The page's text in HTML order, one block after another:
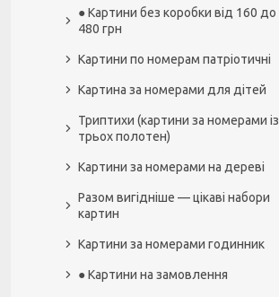
● Картини без коробки від 160 до
480 грн
Картини по номерам патріотичні
Картина за номерами для дітей
Триптихи (картини за номерами із
трьох полотен)
Картини за номерами на дереві
Разом вигідніше — цікаві набори
картин
Картини за номерами годинник
● Картини на замовлення